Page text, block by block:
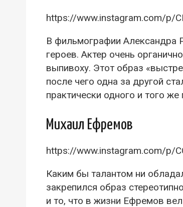
https://www.instagram.com/p/
В фильмографии Александра
героев. Актер очень
выпивоху. Этот образ
после чего одна за другой
практически одного и того же
Михаил Ефремов
https://www.instagram.com/p/
Каким бы талантом ни
закрепился образ
и то, что в жизни Ефремов